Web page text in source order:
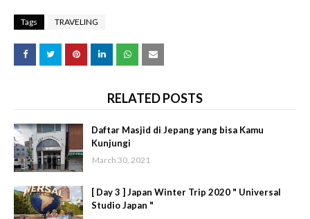
Tags TRAVELING
RELATED POSTS
Daftar Masjid di Jepang yang bisa Kamu
Kunjungi
March 30, 2021
[ Day 3 ] Japan Winter Trip 2020 " Universal
Studio Japan "